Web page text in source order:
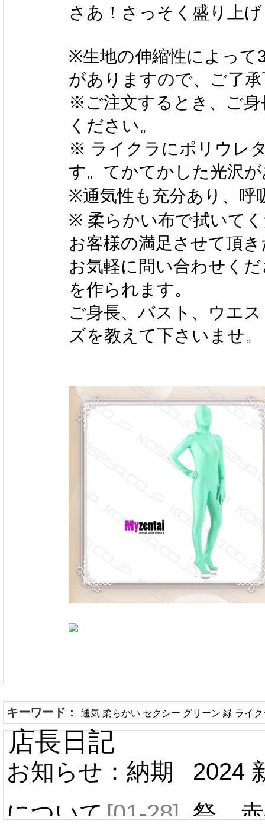
さあ！さっそく盛り上
※生地の伸縮性によって
がありますので、ご了
※ご注文するとき、ご
ください。
※ ライクラにポリウレ
す。てかてかした光沢
※通気性も充分あり、呼
※ 柔らかい布で拭いて
お客様の満足させて頂
お気軽に問い合わせく
を作られます。
ご身長、バスト、ウエ
ズを教えて下さいませ。
キーワード： 通気 柔らかい セクシー グリーン 緑 ライ
店長日記
お知らせ：納期
について[01-28]
2024
祭 赤